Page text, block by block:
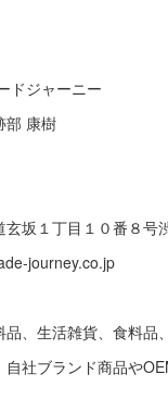
ジャーニー
康樹
目１０番８号渋
journey.co.jp
生活雑貨、食料品
ンド商品やOEM